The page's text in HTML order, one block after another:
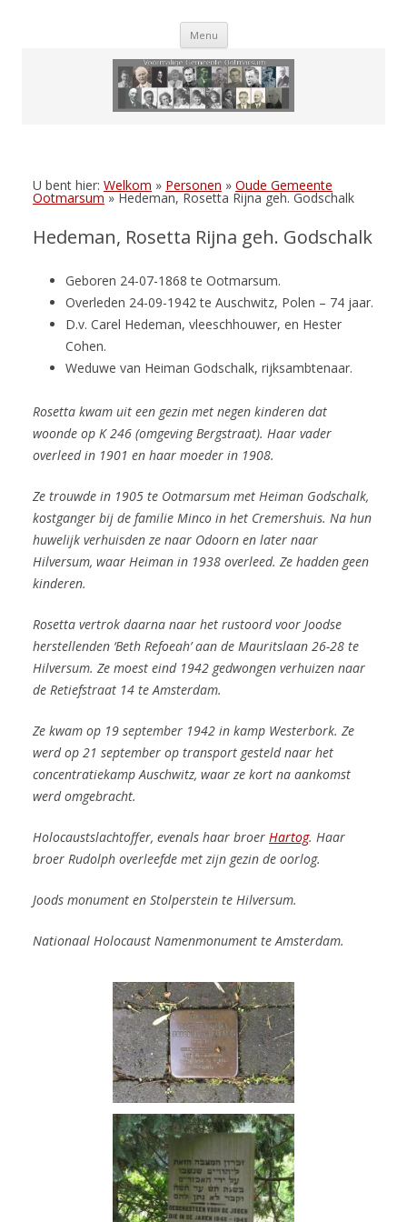
Menu Skip
U bent hier: Welkom » Personen » Oude Gemeente
Ootmarsum»Hedeman, Rosetta Rijna geh. Godschalk
Hedeman, Rosetta Rijna geh. Godschalk
Geboren 24-07-1868 te Ootmarsum.
Overleden 24-09-1942 te Auschwitz, Polen – 74 jaar.
D.v. Carel Hedeman, vleeschhouwer, en Hester
Cohen.
Weduwe van Heiman Godschalk, rijksambtenaar.
Rosetta kwam uit een gezin met negen kinderen dat
woonde op K 246 (omgeving Bergstraat). Haar vader
overleed in 1901 en haar moeder in 1908.
Ze trouwde in 1905 te Ootmarsum met Heiman Godschalk,
kostganger bij de familie Minco in het Cremershuis. Na hun
huwelijk verhuisden ze naar Odoorn en later naar
Hilversum, waar Heiman in 1938 overleed. Ze hadden geen
kinderen.
Rosetta vertrok daarna naar het rustoord voor Joodse
herstellenden ‘Beth Refoeah’ aan de Mauritslaan 26-28 te
Hilversum. Ze moest eind 1942 gedwongen verhuizen naar
de Retiefstraat 14 te Amsterdam.
Ze kwam op 19 september 1942 in kamp Westerbork. Ze
werd op 21 september op transport gesteld naar het
concentratiekamp Auschwitz, waar ze kort na aankomst
werd omgebracht.
Holocaustslachtoffer, evenals haar broer Hartog. Haar
broer Rudolph overleefde met zijn gezin de oorlog.
Joods monument en Stolperstein te Hilversum.
Nationaal Holocaust Namenmonument te Amsterdam.